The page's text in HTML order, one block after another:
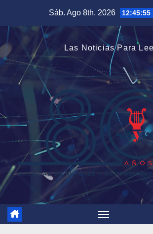
contenido
Sáb. Ago 8th, 2026 12:45:55
Las Noticias Para